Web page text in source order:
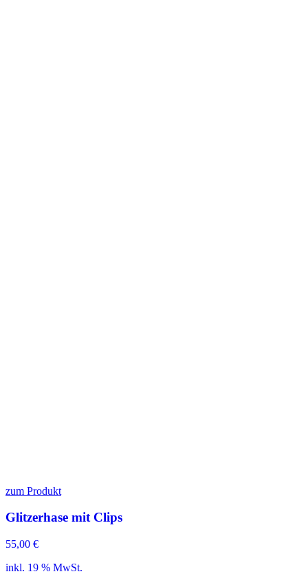
zum Produkt
Glitzerhase mit Clips
55,00 €
inkl. 19 % MwSt.